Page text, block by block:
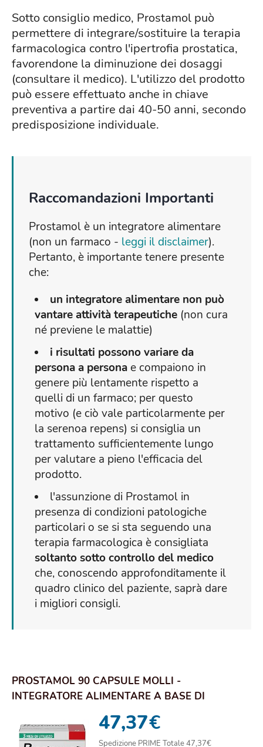
Sotto consiglio medico, Prostamol può
permettere di integrare/sostituire la terapia
farmacologica contro l'ipertrofia prostatica,
favorendone la diminuzione dei dosaggi
(consultare il medico). L'utilizzo del prodotto
può essere effettuato anche in chiave
preventiva a partire dai 40-50 anni, secondo
predisposizione individuale.
Raccomandazioni Importanti
Prostamol è un integratore alimentare
(non un farmaco - leggi il disclaimer).
Pertanto, è importante tenere presente
che:
un integratore alimentare non può
vantare attività terapeutiche (non cura
né previene le malattie)
i risultati possono variare da
persona a persona e compaiono in
genere più lentamente rispetto a
quelli di un farmaco; per questo
motivo (e ciò vale particolarmente per
la serenoa repens) si consiglia un
trattamento sufficientemente lungo
per valutare a pieno l'efficacia del
prodotto.
l'assunzione di Prostamol in
presenza di condizioni patologiche
particolari o se si sta seguendo una
terapia farmacologica è consigliata
soltanto sotto controllo del medico
che, conoscendo approfonditamente il
quadro clinico del paziente, saprà dare
i migliori consigli.
PROSTAMOL 90 CAPSULE MOLLI -
INTEGRATORE ALIMENTARE A BASE DI
47,37€
Spedizione PRIME Totale 47,37€